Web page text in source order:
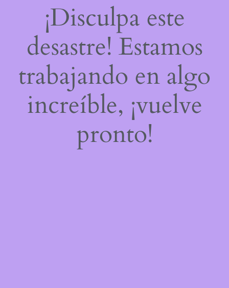
¡Disculpa este
desastre! Estamos
trabajando en algo
increíble, ¡vuelve
pronto!